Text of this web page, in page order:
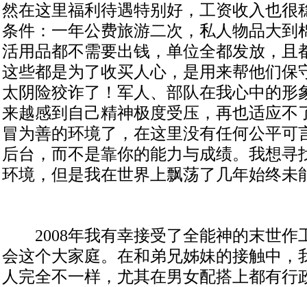
然在这里福利待遇特别好，工资收入也很
条件：一年公费旅游二次，私人物品大到
活用品都不需要出钱，单位全都发放，且
这些都是为了收买人心，是用来帮他们保
太阴险狡诈了！军人、部队在我心中的形
来越感到自己精神极度受压，再也适应不
冒为善的环境了，在这里没有任何公平可
后台，而不是靠你的能力与成绩。我想寻
环境，但是我在世界上飘荡了几年始终未
2008年我有幸接受了全能神的末世作
会这个大家庭。在和弟兄姊妹的接触中，
人完全不一样，尤其在男女配搭上都有行